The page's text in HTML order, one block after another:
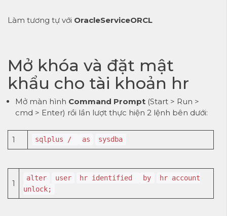
Làm tương tự với OracleServiceORCL
Mở khóa và đặt mật
khẩu cho tài khoản hr
Mở màn hình Command Prompt (Start > Run >
cmd > Enter) rồi lần lượt thực hiện 2 lệnh bên dưới:
1 sqlplus / as sysdba
1
alter user hr identified by
hr account
unlock;